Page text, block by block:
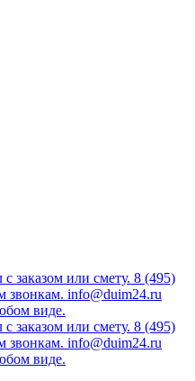
с заказом или смету. 8 (495)
звонкам. info@duim24.ru
виде.
с заказом или смету. 8 (495)
звонкам. info@duim24.ru
виде.